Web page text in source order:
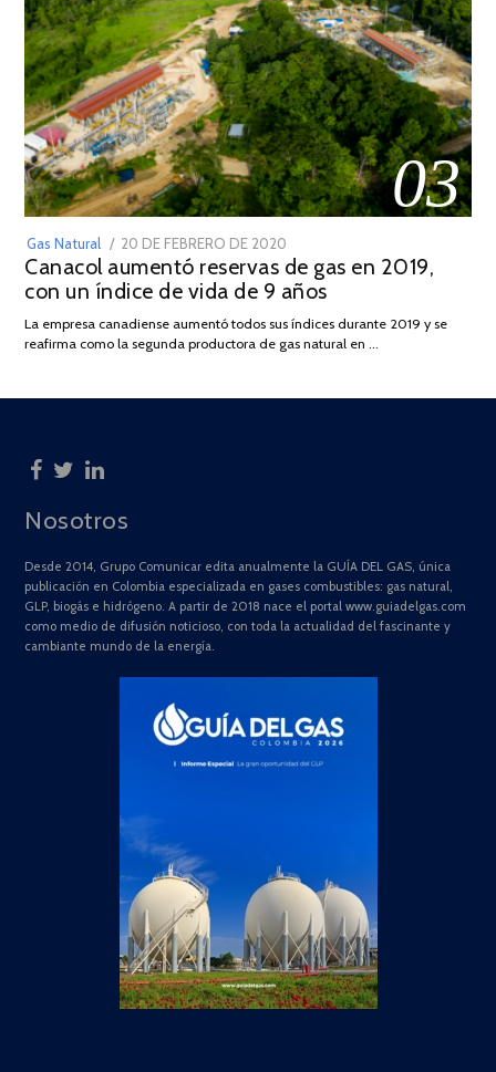
03
Gas Natural
POSTED
ON
20 DE FEBRERO DE 2020
DE
JULIO
2025
Canacol aumentó reservas de gas en 2019,
con un índice de vida de 9 años
La empresa canadiense aumentó todos sus índices durante 2019 y se
reafirma como la segunda productora de gas natural en …
Nosotros
Desde 2014, Grupo Comunicar edita anualmente la GUÍA DEL GAS, única
publicación en Colombia especializada en gases combustibles: gas natural,
GLP, biogás e hidrógeno. A partir de 2018 nace el portal www.guiadelgas.com
como medio de difusión noticioso, con toda la actualidad del fascinante y
cambiante mundo de la energía.